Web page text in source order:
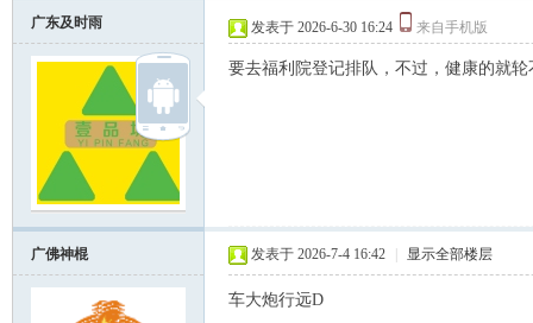
广东及时雨 发表于 2026-6-30 16:24 来自手机版
要去福利院登记排队，不过，健康的就
广佛神棍 发表于 2026-7-4 16:42 显示全部楼层
车大炮行远D